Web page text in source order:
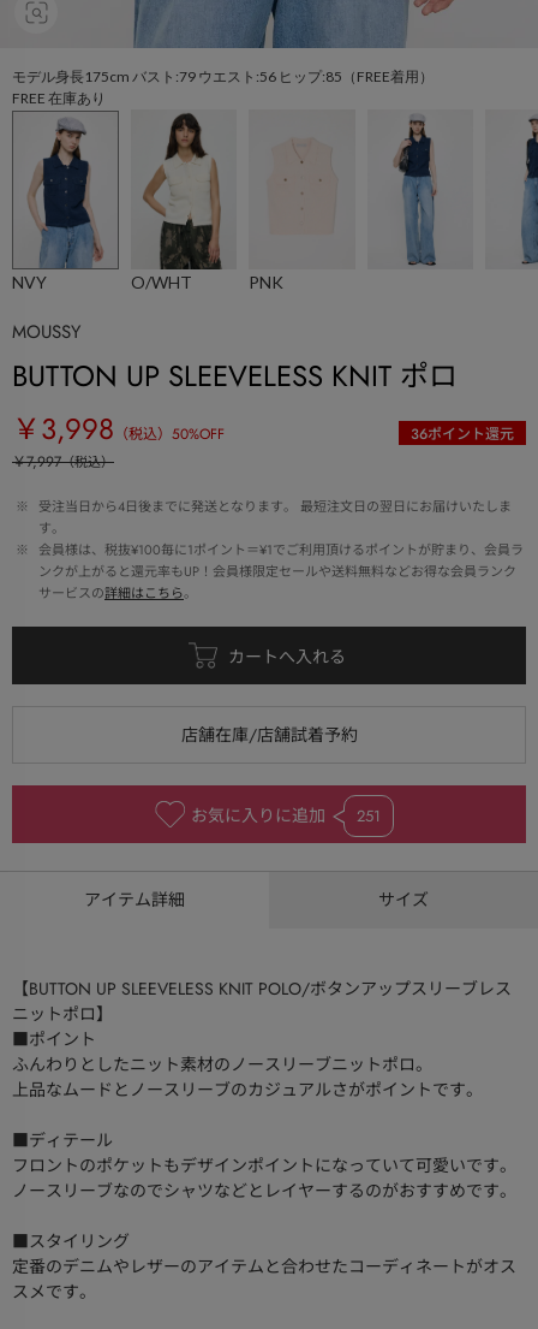
モデル身長175cm バスト:79 ウエスト:56 ヒップ:85（FREE着用）
FREE 在庫あり
NVY O/WHT PNK
MOUSSY
BUTTON UP SLEEVELESS KNIT ポロ
￥3,998 （税込） 50%OFF 36ポイント還元
￥7,997（税込）
※
受注当日から4日後までに発送となります。 最短注文日の翌日にお届けいたしま
す。
※
会員様は、税抜¥100毎に1ポイント＝¥1でご利用頂けるポイントが貯まり、会員ラ
ンクが上がると還元率もUP！会員様限定セールや送料無料などお得な会員ランク
サービスの詳細はこちら。
お気に入りに追加 251
アイテム詳細 サイズ
【BUTTON UP SLEEVELESS KNIT POLO/ボタンアップスリーブレス
ニットポロ】
■ポイント
ふんわりとしたニット素材のノースリーブニットポロ。
上品なムードとノースリーブのカジュアルさがポイントです。
■ディテール
フロントのポケットもデザインポイントになっていて可愛いです。
ノースリーブなのでシャツなどとレイヤーするのがおすすめです。
■スタイリング
定番のデニムやレザーのアイテムと合わせたコーディネートがオス
スメです。